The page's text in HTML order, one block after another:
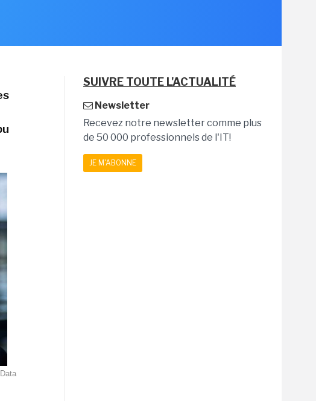
SUIVRE TOUTE L'ACTUALITÉ
Newsletter
Recevez notre newsletter comme plus
de 50 000 professionnels de l'IT!
JE M'ABONNE